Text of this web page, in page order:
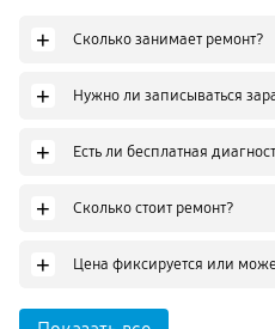
+ Сколько занимает ремонт?
+ Нужно ли записываться
+ Есть ли бесплатная
+ Сколько стоит ремонт?
+ Цена фиксируется или